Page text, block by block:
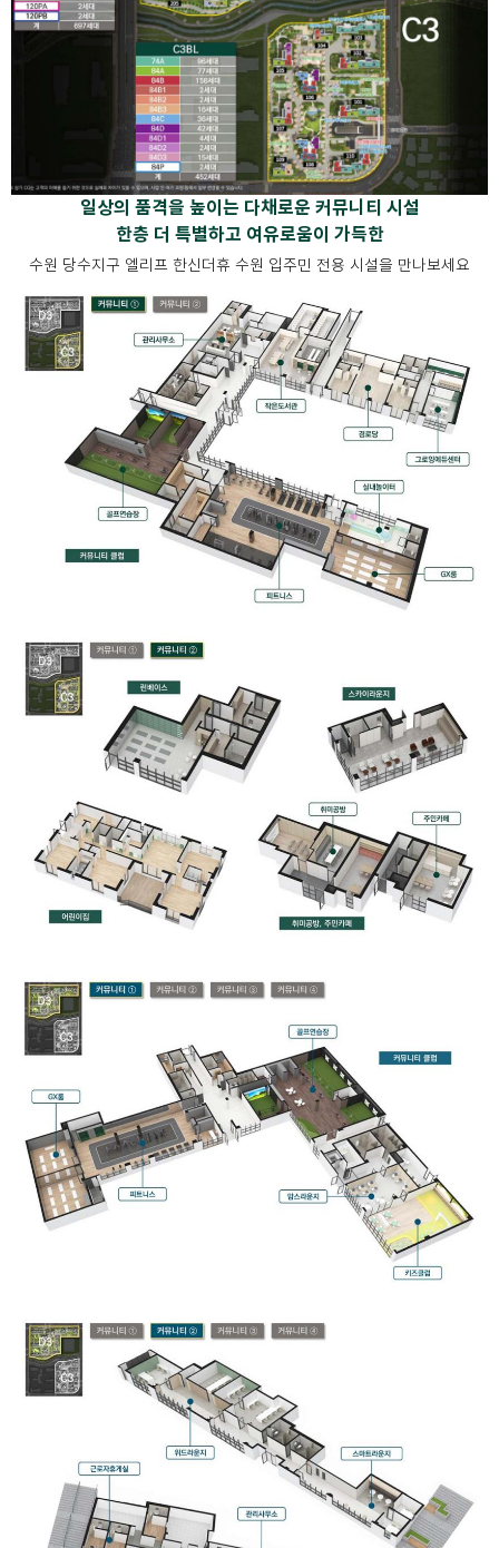
일상의 품격을 높이는 다채로운 커뮤니티 시설
한층 더 특별하고 여유로움이 가득한
수원 당수지구 엘리프 한신더휴 수원 입주민 전용 시설을 만나보세요